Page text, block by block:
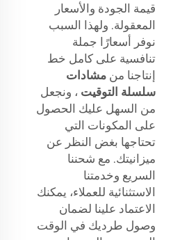
قيمة الجودة والأسعار
المعقولة. ولهذا السبب
نوفر أسعارًا جملة
تنافسية على كامل خط
إنتاجنا من مشادات
سلسلة التوقيت ، ونجعل
من السهل عليك الحصول
على المكونات التي
تحتاجها بغض النظر عن
ميزانيتك. مع شحننا
السريع وخدمتنا
الاستثنائية للعملاء، يمكنك
الاعتماد علينا لضمان
وصول طرديك في الوقت